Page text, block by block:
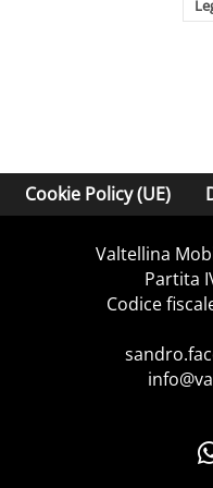
Cookie Policy (UE)
Valtellina
Partita
Codice